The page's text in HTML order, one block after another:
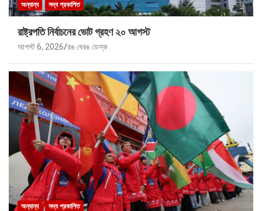
অন্যান্য সদ্য প্রকাশিত
রাষ্ট্রপতি নির্বাচনের ভোট গ্রহণ ২০ আগস্ট
আগস্ট 6, 2026 রঙ বেরঙ ডেস্ক
অন্যান্য সদ্য প্রকাশিত